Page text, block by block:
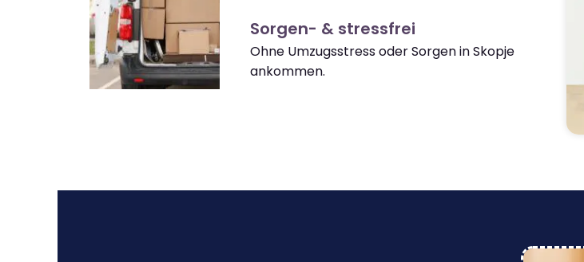
Sorgen- & stressfrei
Ohne Umzugsstress oder Sorgen in Skopje
ankommen.